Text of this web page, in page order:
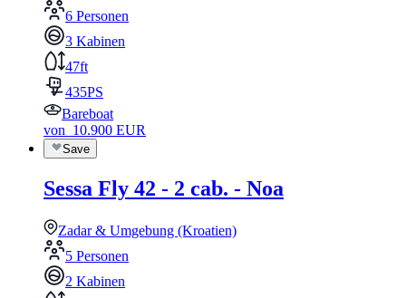
6 Personen
3 Kabinen
47ft
435PS
Bareboat
von 10.900 EUR
Save
Sessa Fly 42 - 2 cab. - Noa
Zadar & Umgebung (Kroatien)
5 Personen
2 Kabinen